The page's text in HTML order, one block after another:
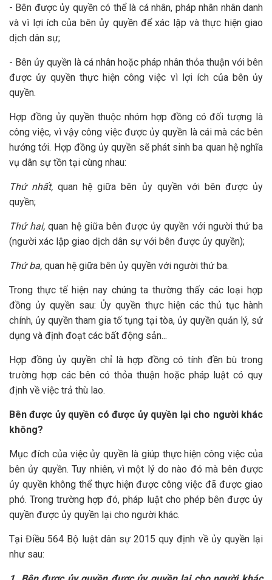
- Bên được ủy quyền có thể là cá nhân, pháp nhân nhân danh
và vì lợi ích của bên ủy quyền để xác lập và thực hiện giao
dịch dân sự;
- Bên ủy quyền là cá nhân hoặc pháp nhân thỏa thuận với bên
được ủy quyền thực hiện công việc vì lợi ích của bên ủy
quyền.
Hợp đồng ủy quyền thuộc nhóm hợp đồng có đối tượng là
công việc, vì vậy công việc được ủy quyền là cái mà các bên
hướng tới. Hợp đồng ủy quyền sẽ phát sinh ba quan hệ nghĩa
vụ dân sự tồn tại cùng nhau:
Thứ nhất, quan hệ giữa bên ủy quyền với bên được ủy
quyền;
Thứ hai, quan hệ giữa bên được ủy quyền với người thứ ba
(người xác lập giao dịch dân sự với bên được ủy quyền);
Thứ ba, quan hệ giữa bên ủy quyền với người thứ ba.
Trong thực tế hiện nay chúng ta thường thấy các loại hợp
đồng ủy quyền sau: Ủy quyền thực hiện các thủ tục hành
chính, ủy quyền tham gia tố tụng tại tòa, ủy quyền quản lý, sử
dụng và định đoạt các bất động sản...
Hợp đồng ủy quyền chỉ là hợp đồng có tính đền bù trong
trường hợp các bên có thỏa thuận hoặc pháp luật có quy
định về việc trả thù lao.
Bên được ủy quyền có được ủy quyền lại cho người khác
không?
Mục đích của việc ủy quyền là giúp thực hiện công việc của
bên ủy quyền. Tuy nhiên, vì một lý do nào đó mà bên được
ủy quyền không thể thực hiện được công việc đã được giao
phó. Trong trường hợp đó, pháp luật cho phép bên được ủy
quyền được ủy quyền lại cho người khác.
Tại Điều 564 Bộ luật dân sự 2015 quy định về ủy quyền lại
như sau: